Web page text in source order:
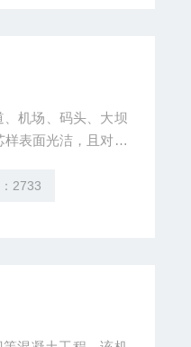
机场、码头、大坝
表面光洁，且对芯
2733